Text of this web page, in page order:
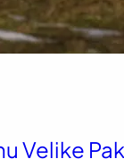
Velike